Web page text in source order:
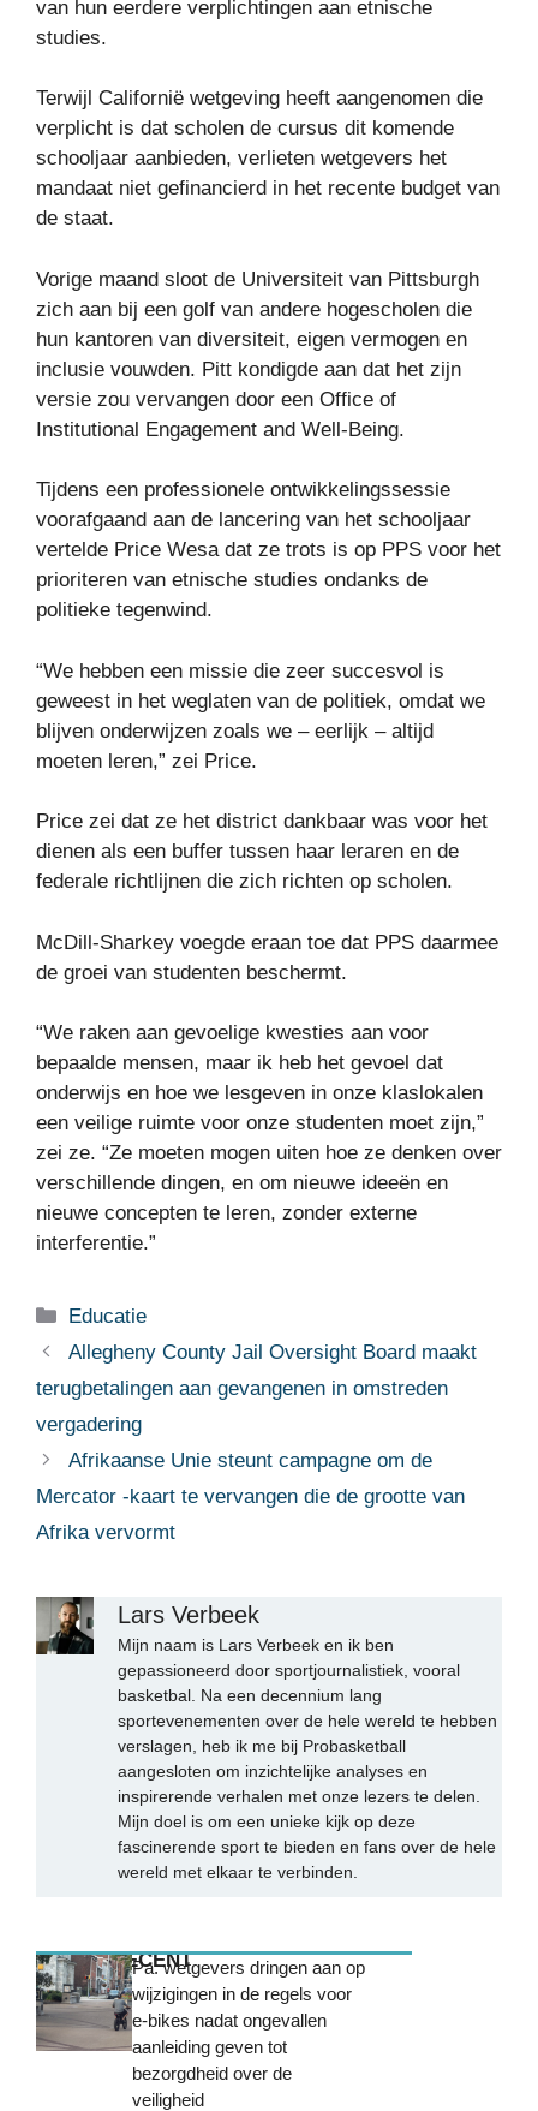
van hun eerdere verplichtingen aan etnische
studies.
Terwijl Californië wetgeving heeft aangenomen die
verplicht is dat scholen de cursus dit komende
schooljaar aanbieden, verlieten wetgevers het
mandaat niet gefinancierd in het recente budget van
de staat.
Vorige maand sloot de Universiteit van Pittsburgh
zich aan bij een golf van andere hogescholen die
hun kantoren van diversiteit, eigen vermogen en
inclusie vouwden. Pitt kondigde aan dat het zijn
versie zou vervangen door een Office of
Institutional Engagement and Well-Being.
Tijdens een professionele ontwikkelingssessie
voorafgaand aan de lancering van het schooljaar
vertelde Price Wesa dat ze trots is op PPS voor het
prioriteren van etnische studies ondanks de
politieke tegenwind.
“We hebben een missie die zeer succesvol is
geweest in het weglaten van de politiek, omdat we
blijven onderwijzen zoals we – eerlijk – altijd
moeten leren,” zei Price.
Price zei dat ze het district dankbaar was voor het
dienen als een buffer tussen haar leraren en de
federale richtlijnen die zich richten op scholen.
McDill-Sharkey voegde eraan toe dat PPS daarmee
de groei van studenten beschermt.
“We raken aan gevoelige kwesties aan voor
bepaalde mensen, maar ik heb het gevoel dat
onderwijs en hoe we lesgeven in onze klaslokalen
een veilige ruimte voor onze studenten moet zijn,”
zei ze. “Ze moeten mogen uiten hoe ze denken over
verschillende dingen, en om nieuwe ideeën en
nieuwe concepten te leren, zonder externe
interferentie.”
Categorieën
Educatie
Allegheny County Jail Oversight Board maakt
terugbetalingen aan gevangenen in omstreden
vergadering
Afrikaanse Unie steunt campagne om de
Mercator -kaart te vervangen die de grootte van
Afrika vervormt
Lars Verbeek
Mijn naam is Lars Verbeek en ik ben
gepassioneerd door sportjournalistiek, vooral
basketbal. Na een decennium lang
sportevenementen over de hele wereld te hebben
verslagen, heb ik me bij Probasketball
aangesloten om inzichtelijke analyses en
inspirerende verhalen met onze lezers te delen.
Mijn doel is om een unieke kijk op deze
fascinerende sport te bieden en fans over de hele
wereld met elkaar te verbinden.
MEEST RECENTPa. wetgevers dringen aan op
wijzigingen in de regels voor
e-bikes nadat ongevallen
aanleiding geven tot
bezorgdheid over de
veiligheid